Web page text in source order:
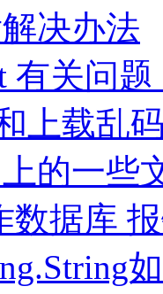
决办法
有关问
上载乱
的一些
数据库